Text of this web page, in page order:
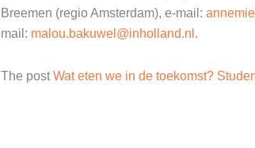
Breemen (regio Amsterdam), e-mail:
mail: malou.bakuwel@inholland.nl .
The postWat eten we in de toekomst?